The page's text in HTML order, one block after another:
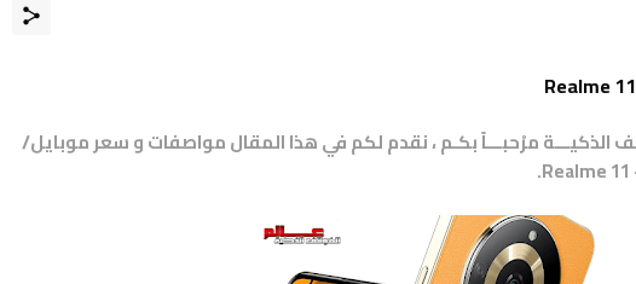
الذكيـــة مرْحبـــاً بكـم ، نقدم لكم في هذا المقال مواصفات و سعر موبايل/